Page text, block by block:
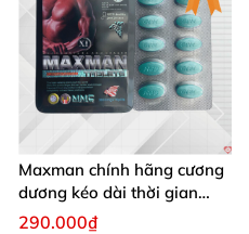
Maxman chính hãng cương
dương kéo dài thời gian
chống xuất tinh sớm hộp 10
290.000₫